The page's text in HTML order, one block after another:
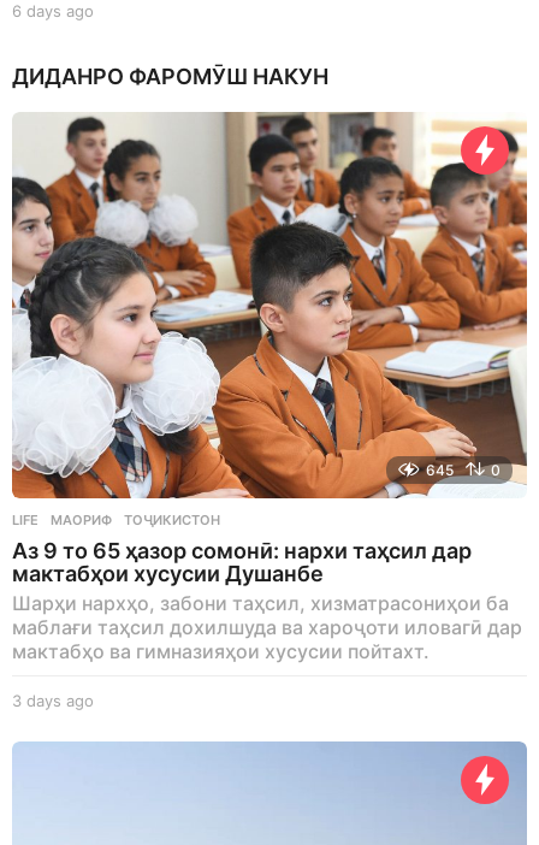
6 days ago
y
a
g
o
ДИДАНРО ФАРОМӮШ НАКУН
645 0
LIFE МАОРИФ ,ТОҶИКИСТОН
Аз 9 то 65 ҳазор сомонӣ: нархи таҳсил дар
мактабҳои хусусии Душанбе
Шарҳи нархҳо, забони таҳсил, хизматрасониҳои ба
маблағи таҳсил дохилшуда ва хароҷоти иловагӣ дар
мактабҳо ва гимназияҳои хусусии пойтахт.
3 days ago
a